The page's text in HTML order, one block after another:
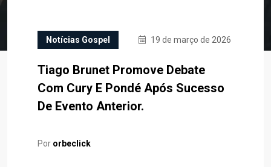
Notícias Gospel 19 de março de 2026
Tiago Brunet Promove Debate
Com Cury E Pondé Após Sucesso
De Evento Anterior.
Por orbeclick